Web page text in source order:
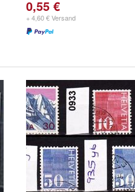
0,55 €
+ 4,60 € Versand